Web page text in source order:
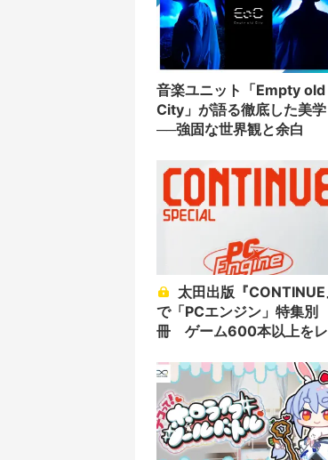
音楽ユニット「Empty old
City」が語る徹底した美学
──強固な世界観と余白
で「PCエンジン」特集別
冊 ゲーム600本以上をレ